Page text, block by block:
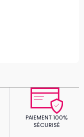
PAIEMENT 100%
SÉCURISÉ